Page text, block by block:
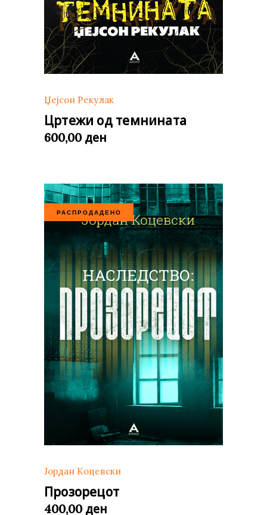
Џејсон Рекулак
Цртежи од темнината
600,00 ден
РАСПРОДАДЕНО
Јордан Коцевски
Прозорецот
400,00 ден